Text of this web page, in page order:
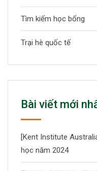
Tìm kiếm học bổng
Trại hè quốc tế
Bài viết mới
[Kent Institute
học năm 2024